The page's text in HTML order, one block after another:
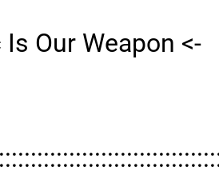
Our Weapon <-